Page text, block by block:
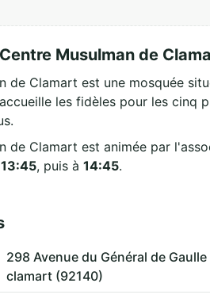
Musulman de
de Clamart est une mosquée
les fidèles pour les cinq
de Clamart est animée par
13:45, puis à 14:45.
298 Avenue du Général de
clamart (92140)